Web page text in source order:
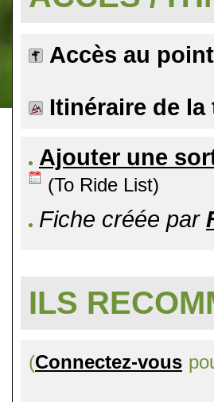
Accès au
Itinéraire de la
Ajouter une
(To Ride List)
Fiche créée par
ILS
(Connectez-vous